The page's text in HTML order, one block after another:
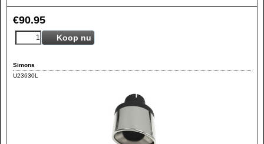
€90.95
Koop nu
Simons
U23630L